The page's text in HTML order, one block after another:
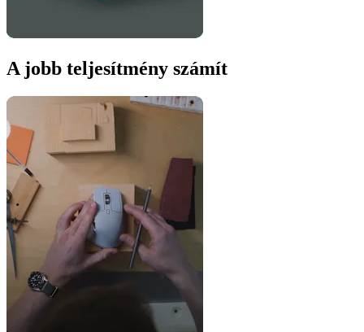
A jobb teljesítmény számít